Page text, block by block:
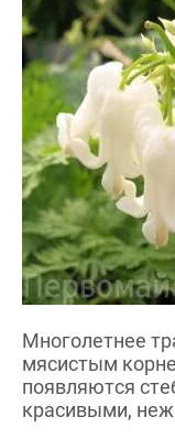
Многолетнее
мясистым
появляются
красивыми,